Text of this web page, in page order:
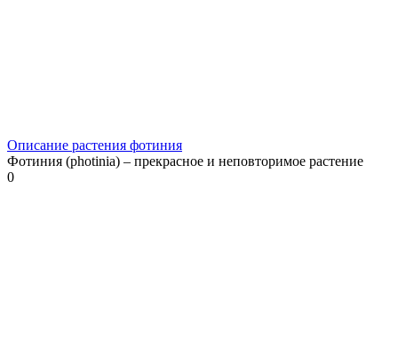
Описание растения фотиния
Фотиния (photinia) – прекрасное и неповторимое растение
0